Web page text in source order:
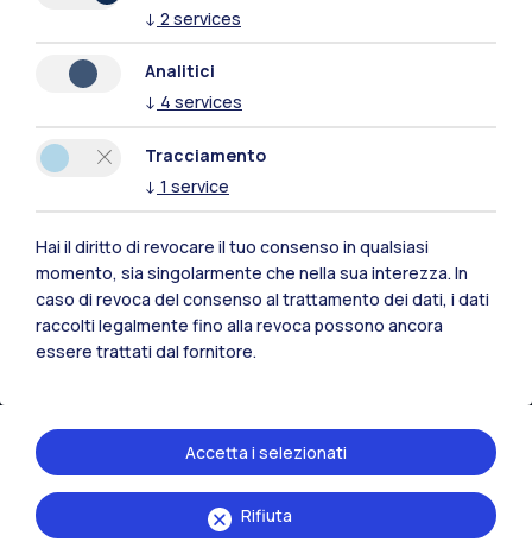
Residenze
IT EN
Sedi
Milano Leonardo
↓ 2 services
Analitici
↓ 4 services
Tracciamento
↓ 1 service
Hai il diritto di revocare il tuo consenso in qualsiasi
momento, sia singolarmente che nella sua interezza. In
caso di revoca del consenso al trattamento dei dati, i dati
raccolti legalmente fino alla revoca possono ancora
essere trattati dal fornitore.
Rifiuta
Accetta i selezionati